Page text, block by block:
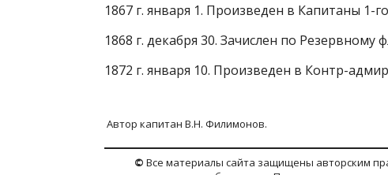
1867 г. января 1. Произведен в Капитаны 1-
1868 г. декабря 30. Зачислен по Резервному
1872 г. января 10. Произведен в Контр-
Автор капитан В.Н. Филимонов.
© Все материалы сайта защищены авторским